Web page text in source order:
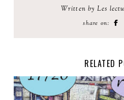
Written by Les
share on:
RELATED